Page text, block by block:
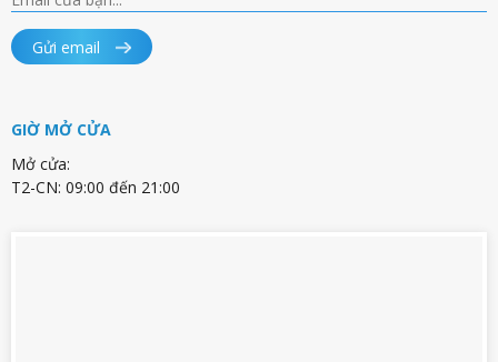
Gửi email
GIỜ MỞ CỬA
Mở cửa:
T2-CN: 09:00 đến 21:00